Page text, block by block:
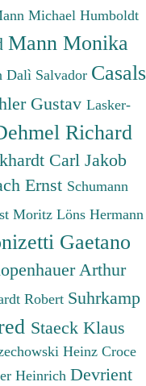
Michael Humboldt
Mann Monika
Dalì Salvador Casals
Gustav Lasker-
Richard
Carl Jakob
Ernst Schumann
Moritz Löns Hermann
Gaetano
Arthur
Robert Suhrkamp
Staeck Klaus
Heinz Croce
Heinrich Devrient